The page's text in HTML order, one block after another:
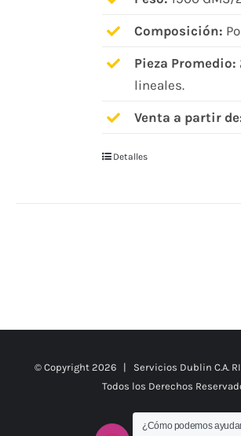
Composición:
Pieza Promedio:
lineales.
Venta a partir
Detalles
© Copyright 2026 | Servicios Dublin C.A.
Todos los Derechos
¿Cómo podemos